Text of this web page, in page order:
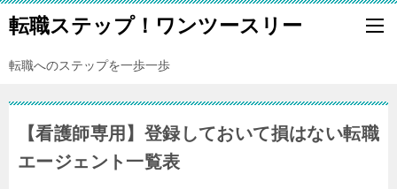
転職ステップ！ワンツースリー
転職へのステップを一歩一歩
【看護師専用】登録しておいて損はない転職
エージェント一覧表